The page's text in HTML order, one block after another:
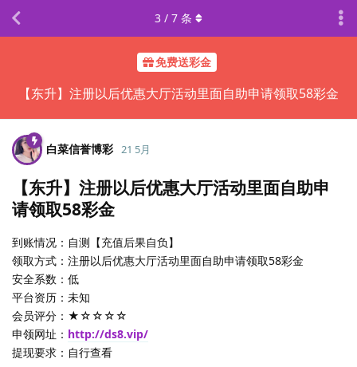
免费送彩金
【东升】注册以后优惠大厅活动里面自助申请领取58彩金
3 / 7 条
白菜信誉博彩 21 5月
【东升】注册以后优惠大厅活动里面自助申
请领取58彩金
到账情况：自测【充值后果自负】
领取方式：注册以后优惠大厅活动里面自助申请领取58彩金
安全系数：低
平台资历：未知
会员评分：★☆☆☆☆
申领网址： http://ds8.vip/
提现要求：自行查看